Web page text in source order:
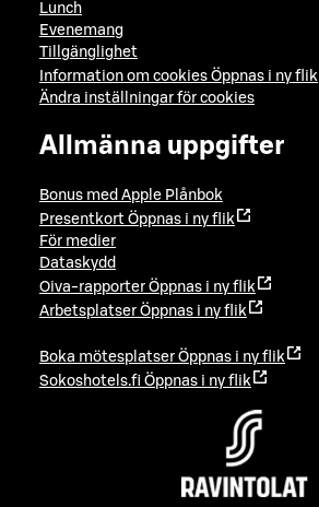
Lunch
Evenemang
Tillgänglighet
Information om cookies Öppnas i ny flik
Ändra inställningar för cookies
Allmänna uppgifter
Bonus med Apple Plånbok
Presentkort Öppnas i ny flik
För medier
Dataskydd
Oiva-rapporter Öppnas i ny flik
Arbetsplatser Öppnas i ny flik
Boka mötesplatser Öppnas i ny flik
Sokoshotels.fi Öppnas i ny flik